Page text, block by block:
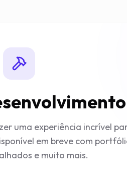
uma experiência incrível
em breve com
e muito mais.